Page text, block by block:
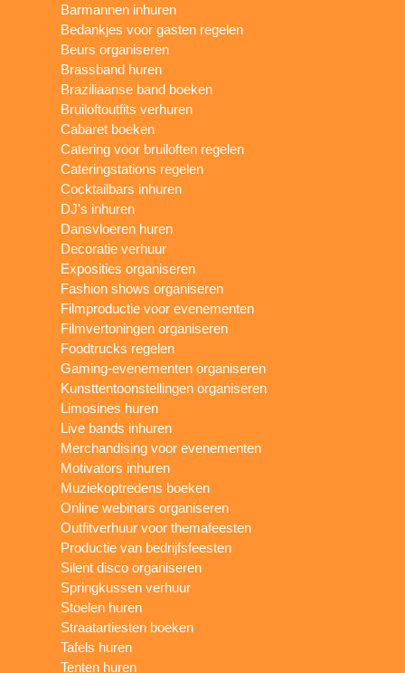
Barmannen inhuren
Bedankjes voor gasten regelen
Beurs organiseren
Brassband huren
Braziliaanse band boeken
Bruiloftoutfits verhuren
Cabaret boeken
Catering voor bruiloften regelen
Cateringstations regelen
Cocktailbars inhuren
DJ's inhuren
Dansvloeren huren
Decoratie verhuur
Exposities organiseren
Fashion shows organiseren
Filmproductie voor evenementen
Filmvertoningen organiseren
Foodtrucks regelen
Gaming-evenementen organiseren
Kunsttentoonstellingen organiseren
Limosines huren
Live bands inhuren
Merchandising voor evenementen
Motivators inhuren
Muziekoptredens boeken
Online webinars organiseren
Outfitverhuur voor themafeesten
Productie van bedrijfsfeesten
Silent disco organiseren
Springkussen verhuur
Stoelen huren
Straatartiesten boeken
Tafels huren
Tenten huren